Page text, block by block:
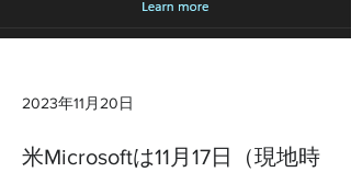
2023年11月20日
米Microsoftは11月17日（現地時